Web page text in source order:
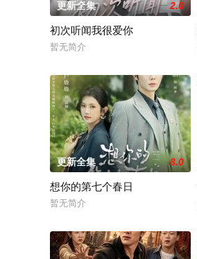
更新全集 2.0
初次听闻我很爱你
暂无简介
更新全集 8.0
想你的第七个春日
暂无简介